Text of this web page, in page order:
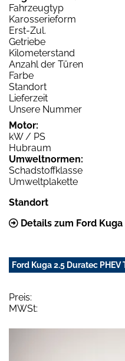
Fahrzeugtyp
Karosserieform
Erst-Zul.
Getriebe
Kilometerstand
Anzahl der Türen
Farbe
Standort
Lieferzeit
Unsere Nummer
Motor:
kW / PS
Hubraum
Umweltnormen:
Schadstoffklasse
Umweltplakette
Standort
Details zum Ford
Ford Kuga 2.5 Duratec
Preis:
MWSt: